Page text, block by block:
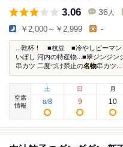
3.06 36 人
￥2,000～￥2,999 -
...乾杯！ ■枝豆 ■冷やしピーマ
いぼし 河内の特産物...■翠ジンジ
串カツ 二度づけ禁止の名物串カツ...
空席
情報
土
8/8
日
9
月
10